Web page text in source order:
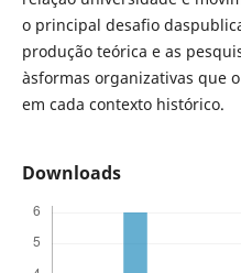
o principal desafio
produção teórica e as
àsformas organizativas que
em cada contexto histórico.
Downloads